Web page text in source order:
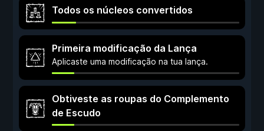
Todos os núcleos convertidos
Primeira modificação da Lança
Aplicaste uma modificação na tua lança.
Obtiveste as roupas do Complemento
de Escudo